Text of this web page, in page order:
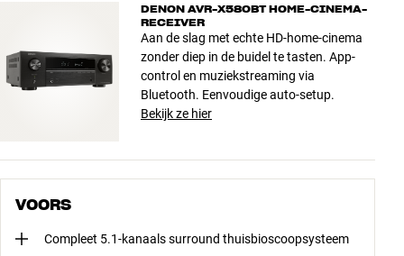
DENON AVR-X580BT HOME-CINEMA-
RECEIVER
Aan de slag met echte HD-home-cinema
zonder diep in de buidel te tasten. App-
control en muziekstreaming via
Bluetooth. Eenvoudige auto-setup.
Bekijk ze hier
VOORS
Compleet 5.1-kanaals surround thuisbioscoopsysteem